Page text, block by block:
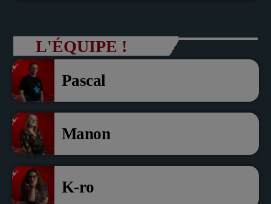
président com de com
L'ÉQUIPE !
Pascal
Manon
K-ro